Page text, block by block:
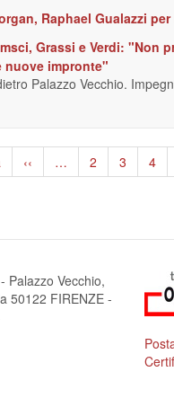
Raphael Gualazzi
Grassi e Verdi:
nuove impronte"
Palazzo Vecchio.
Pagina
precedente
‹‹ … Page
2 Page
3 Page
4
Palazzo Vecchio,
50122 FIRENZE -